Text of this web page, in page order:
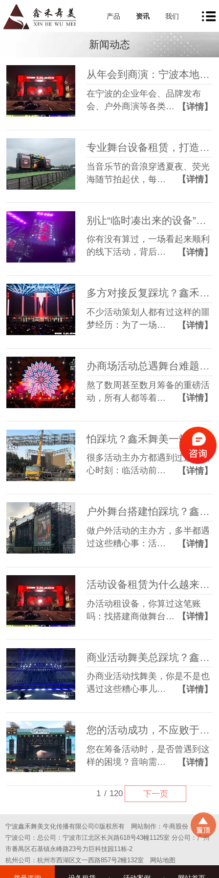
产品 资讯 我们
新闻动态
从年会到商演：宁波本地舞美租赁如何让每一场活动都出彩
在宁波的企业年会、品牌发布
会、户外商演等各类…
【详情】
专业舞台设备租赁，打造沉浸式音乐节现场
当音乐节的音浪穿透夏夜、荧光
海随节拍起伏，每…
【详情】
你有没有算过，一场看起来顺利
的线下活动，背后…
【详情】
多方对接反复踩坑？鑫禾舞美一站式舞美服务让你少走90%弯路
不少活动策划人都有过这样的噩
梦经历：为了一场…
【详情】
办商场活动总遇舞台难题？鑫禾舞美一站式帮你解决
熬了数周甚至数月筹备的重磅活
动，所有人都等着…
【详情】
怕踩坑？鑫禾舞美一站式租赁搭建帮你省一半心
很多活动主办方都遇到过这些糟
心时刻：临活动前…
【详情】
户外舞台搭建怕踩坑？鑫禾舞美给你稳稳的保障
做户外活动的主办方，多半都遇
过这些糟心事：活…
【详情】
活动设备租赁为什么越来越多人选一站式？
办活动租设备，你算过这笔账
吗：找搭建商做舞台…
【详情】
商业活动舞美总踩坑？鑫禾一站式方案帮您避坑
办商业活动找舞美，你是不是也
遇过这些糟心事儿…
【详情】
您的活动成功，不应败于“拼凑”的舞台——选择一站式，选择省心
您在筹备活动时，是否曾遇到这
样的困境？音响需…
【详情】
1 / 120 下一页
宁波鑫禾舞美文化传播有限公司©版权所有 网站制作：牛商股份
宁波公司：总公司：宁波市江北区长兴路618号43幢1125室 分公司：广州
市番禺区石基镇永峰路23号力巨科技园11栋-2
杭州公司：杭州市西湖区文一西路857号2幢132室
网站地图